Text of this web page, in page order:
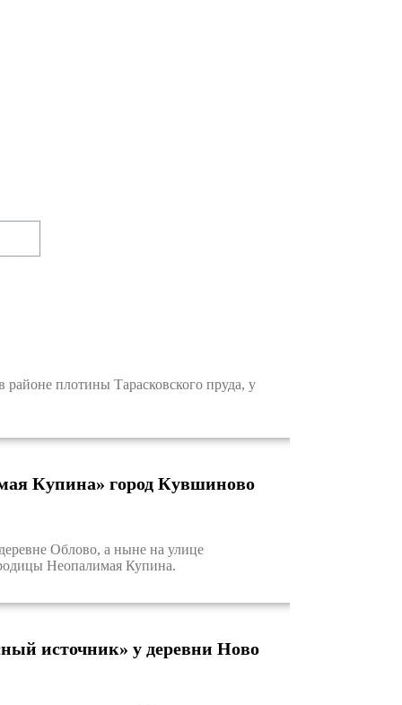
плотины Тарасковского пруда, у
Купина» город Кувшиново
Облово, а ныне на улице
Неопалимая Купина.
источник» у деревни Ново